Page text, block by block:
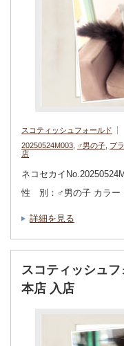
スコティッシュフォールド
20250524M003
♂男の子 ブ
店
ネコセカイ
性 別：♂男の子 カラー
詳細を見る
スコティッシュ
本店 入店